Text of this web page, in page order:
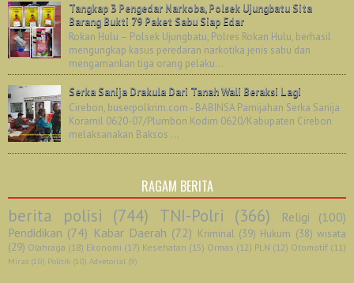
Tangkap 3 Pengedar Narkoba, Polsek Ujungbatu Sita
Barang Bukti 79 Paket Sabu Siap Edar
Rokan Hulu – Polsek Ujungbatu, Polres Rokan Hulu, berhasil
mengungkap kasus peredaran narkotika jenis sabu dan
mengamankan tiga orang pelaku...
Serka Sanija Drakula Dari Tanah Wali Beraksi Lagi
Cirebon, buserpolkrim.com - BABINSA Pamijahan Serka Sanija
Koramil 0620-07/Plumbon Kodim 0620/Kabupaten Cirebon
melaksanakan Baksos ...
RAGAM BERITA
berita polisi (744) TNI-Polri (366) Religi
(100)
Pendidikan (74) Kabar Daerah (72) Kriminal (39) Hukum (38) wisata
(29) Olahraga (18) Ekonomi (17) Kesehatan (15) Ormas (12) PLN (12) Otomotif (11)
Miras (10) Politik (10) Advetorial (9)